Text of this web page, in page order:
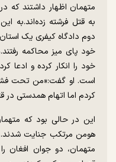
به قتل فرشته زده‌اند.به
دوم دادگاه کیفری یک
خود پای میز محاکمه
خود را انکار کرده و
است. او گفت:«من تحت
کردم اما اتهام همدستی در
این در حالی بود که
هومن مرتکب جنایت شدند.
متهمان، دو جوان افغان